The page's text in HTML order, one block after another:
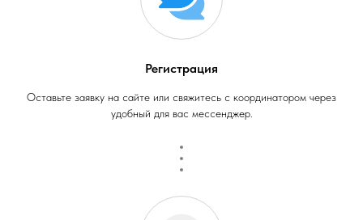
Регистрация
Оставьте заявку на сайте или свяжитесь с координатором через
удобный для вас мессенджер.